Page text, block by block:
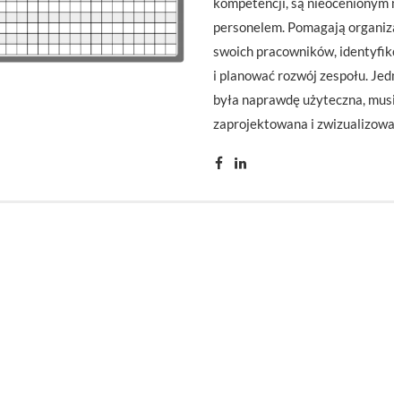
personelem. Pomagają
swoich pracowników,
i planować rozwój zespołu.
była naprawdę użyteczna,
zaprojektowana i